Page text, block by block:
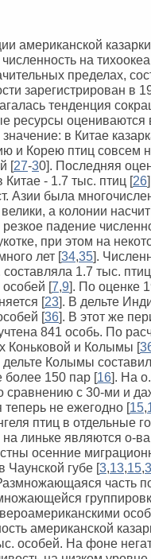
американской
на
пределах,
зарегистрирован в
тенденция
ресурсы оцениваются
в Китае
и Корею птиц совсем
[27-30]. Последняя
- 1.7 тыс. птиц [26
Азии была
а колонии
резкое падение
при этом на
лет [34,35].
составляла 1.7 тыс.
особей [7,9]. По оценке
[23]. В дельте
[36]. В этот же
841 особь. По
Коньковой и Колымы [3
дельте Колымы
более 150 пар [16]. На
сравнению с 30-ми и
теперь не ежегодно [15,
птиц в отдельные
линьке являются о-
осенние
Чаунской губе [3,13,15,3
часть
американской
особей. На фоне